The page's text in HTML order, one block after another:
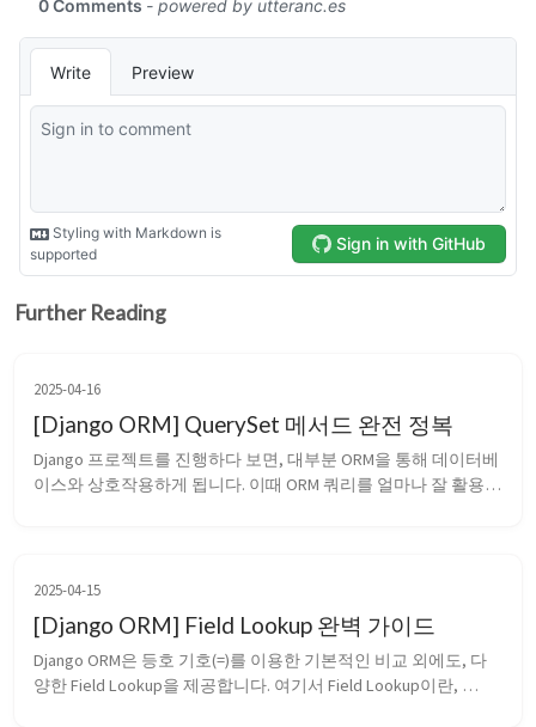
Further Reading
2025-04-16
[Django ORM] QuerySet 메서드 완전 정복
Django 프로젝트를 진행하다 보면, 대부분 ORM을 통해 데이터베
이스와 상호작용하게 됩니다. 이때 ORM 쿼리를 얼마나 잘 활용하
드를 한눈에...
2025-04-15
[Django ORM] Field Lookup 완벽 가이드
Django ORM은 등호 기호(=)를 이용한 기본적인 비교 외에도, 다
양한 Field Lookup을 제공합니다. 여기서 Field Lookup이란,